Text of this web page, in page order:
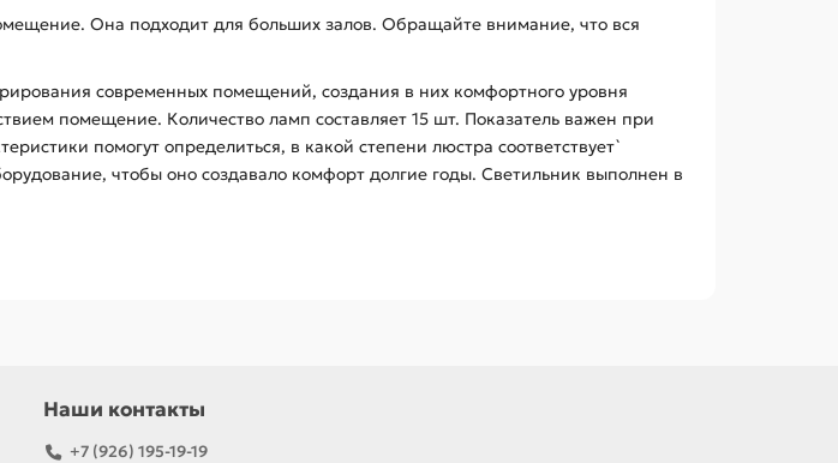
Она подходит для больших залов. Обращайте внимание, что вся
современных помещений, создания в них комфортного уровня
помещение. Количество ламп составляет 15 шт. Показатель важен при
помогут определиться, в какой степени люстра соответствует`
чтобы оно создавало комфорт долгие годы. Светильник выполнен в
Наши контакты
+7 (926) 195-19-19